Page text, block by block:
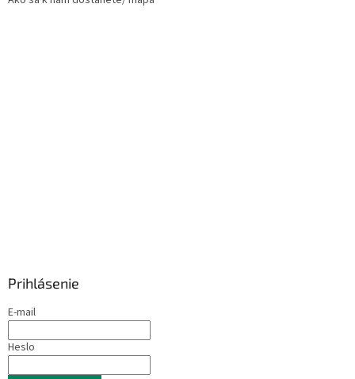
Prihlásenie
E-mail
Heslo